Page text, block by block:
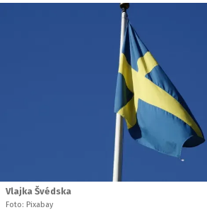
Vlajka Švédska
Foto: Pixabay